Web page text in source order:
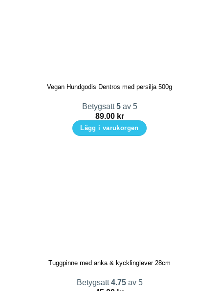
Vegan Hundgodis Dentros med persilja 500g
Betygsatt5av 5
89.00 kr
Lägg i varukorgen
Tuggpinne med anka & kycklinglever 28cm
Betygsatt4.75av 5